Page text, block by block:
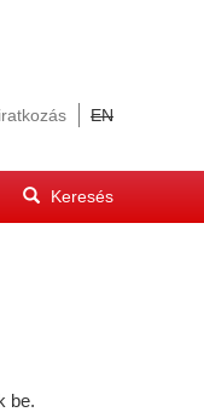
EN
Keresés
űrlap
be.